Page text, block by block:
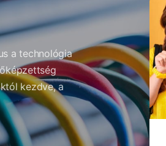
a technológia
kezdve, a